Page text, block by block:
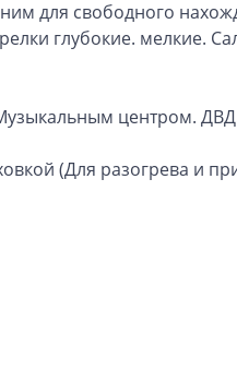
для свободного
глубокие. мелкие.
центром.
(Для разогрева и